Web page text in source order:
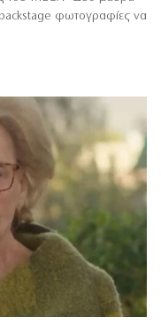
backstage φωτογραφίες να